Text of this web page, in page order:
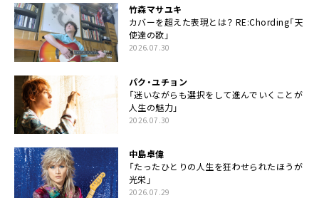
竹森マサユキ
カバーを超えた表現とは？ RE:Chording「天
使達の歌」
2026.07.30
パク・ユチョン
「迷いながらも選択をして進んでいくことが
人生の魅力」
2026.07.30
中島卓偉
「たったひとりの人生を狂わせられたほうが
光栄」
2026.07.29